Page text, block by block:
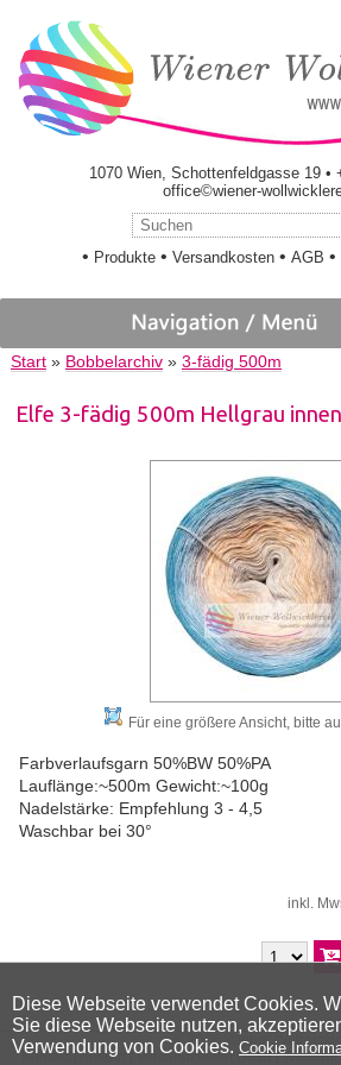
Diese Webseite verwendet Cookies.
Sie diese Webseite nutzen,
Verwendung von Cookies. Cookie
1070 Wien, Schottenfeldgasse 19 •
office©wiener-
• Produkte •Versandkosten •AGB •
Start» Bobbelarchiv» 3-fädig 500m
Elfe 3-fädig 500m Hellgrau innen
Für eine größere Ansicht, bitte
Farbverlaufsgarn 50%BW 50%PA
Lauflänge:~500m Gewicht:~100g
Nadelstärke: Empfehlung 3 - 4,5
Waschbar bei 30°
inkl.
© 2026 Wiener
Kontakt |Anfahrt |Versandkosten |AGB|Widerruf